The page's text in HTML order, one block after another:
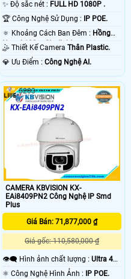
✨ Độ sắc nét : FULL HD 1080P .
🏆 Công Nghệ Sử Dụng : IP POE.
🔅 Khoảng Cách Ban Đêm : Hồng
Ngoại 100m Starlight.
🤹 Thiết Kế CameraThân Plastic.
️💎 Ưu Điểm :Công Nghệ AI.
CAMERA KBVISION KX-
EAi8409PN2 Công Nghệ IP Smd
Plus
Giá Bán: 71,877,000 ₫
Giá gốc: 110,580,000 ₫
👁️‍🗨 Hình ảnh chất lượng :Ultra 4k
👍🏾 .
⚛️ Công Nghệ Hình Ảnh :
IP POE.
5203